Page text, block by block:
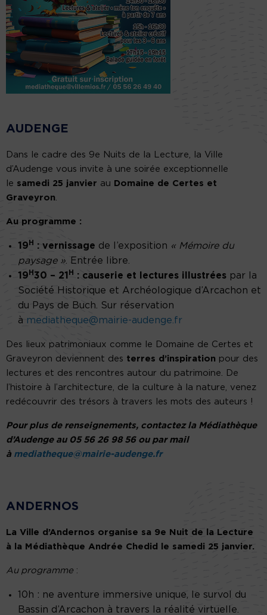
AUDENGE
Dans le cadre des 9e Nuits de la Lecture, la Ville
d’Audenge vous invite à une soirée exceptionnelle
le samedi 25 janvier au Domaine de Certes et
Graveyron
Au programme :
19 H : vernissage de l’exposition « Mémoire du
paysage » . Entrée libre.
19 H 30 – 21 H : causerie et lectures illustrées par la
Société Historique et Archéologique d’Arcachon et
du Pays de Buch. Sur réservation
à mediatheque@mairie-audenge.fr
Des lieux patrimoniaux comme le Domaine de Certes et
Graveyron deviennent des terres d’inspiration pour des
lectures et des rencontres autour du patrimoine. De
l’histoire à l’architecture, de la culture à la nature, venez
redécouvrir des trésors à travers les mots des auteurs !
Pour plus de renseignements, contactez la Médiathèque
d’Audenge au 05 56 26 98 56 ou par mail
à mediatheque@mairie-audenge.fr
ANDERNOS
La Ville d’Andernos organise sa 9e Nuit de la Lecture
à la Médiathèque Andrée Chedid le samedi 25 janvier.
Au programme :
10h : ne aventure immersive unique, le survol du
Bassin d’Arcachon à travers la réalité virtuelle.